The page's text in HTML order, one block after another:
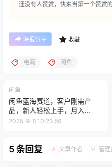
还没有人赞赏，快来当第一个赞赏的
海报分享 收藏
电商 闲鱼
闲鱼
闲鱼蓝海赛道，客户刚需产
品，新人轻松上手，月入
2w+蓝海赛道，长久可做
2025-9-8 10:23:56
5 条回复 A 文章作者 M 管理